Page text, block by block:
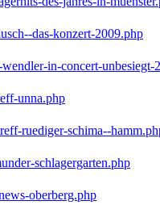
das-konzert-2009.php
in-concert-unbesiegt-
unna.php
ruediger-schima--
schlagergarten.php
oberberg.php